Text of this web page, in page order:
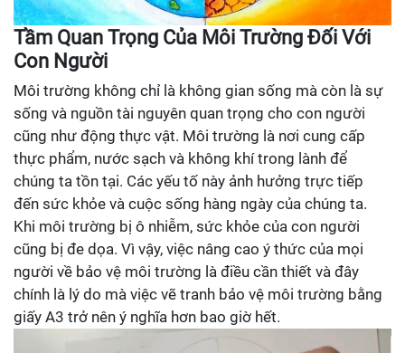
Tầm Quan Trọng Của Môi Trường Đối Với
Con Người
Môi trường không chỉ là không gian sống mà còn là sự
sống và nguồn tài nguyên quan trọng cho con người
cũng như động thực vật. Môi trường là nơi cung cấp
thực phẩm, nước sạch và không khí trong lành để
chúng ta tồn tại. Các yếu tố này ảnh hưởng trực tiếp
đến sức khỏe và cuộc sống hàng ngày của chúng ta.
Khi môi trường bị ô nhiễm, sức khỏe của con người
cũng bị đe dọa. Vì vậy, việc nâng cao ý thức của mọi
người về bảo vệ môi trường là điều cần thiết và đây
chính là lý do mà việc vẽ tranh bảo vệ môi trường bằng
giấy A3 trở nên ý nghĩa hơn bao giờ hết.